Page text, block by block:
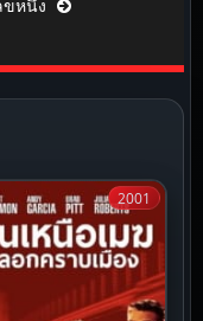
ขหนึ่ง
2001